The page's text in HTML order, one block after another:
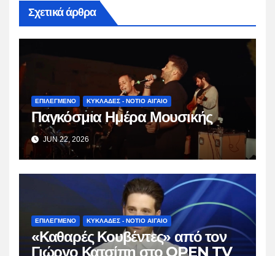
Σχετικά άρθρα
ΕΠΙΛΕΓΜΕΝΟ ΚΥΚΛΑΔΕΣ - ΝΟΤΙΟ ΑΙΓΑΙΟ
Παγκόσμια Ημέρα Μουσικής
JUN 22, 2026
ΕΠΙΛΕΓΜΕΝΟ ΚΥΚΛΑΔΕΣ - ΝΟΤΙΟ ΑΙΓΑΙΟ
«Καθαρές Κουβέντες» από τον
Γιώργο Κατσίπη στο OPEN TV